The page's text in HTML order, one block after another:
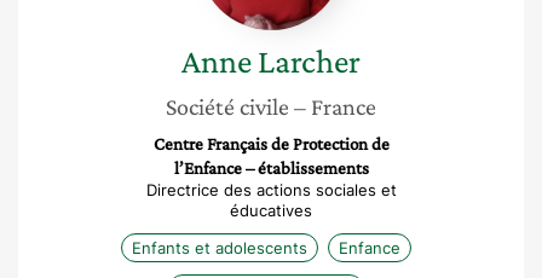
AnneLarcher
Société civile – France
Centre Français de Protection de
l’Enfance – établissements
Directrice des actions sociales et
éducatives
Enfants et adolescents
Enfance